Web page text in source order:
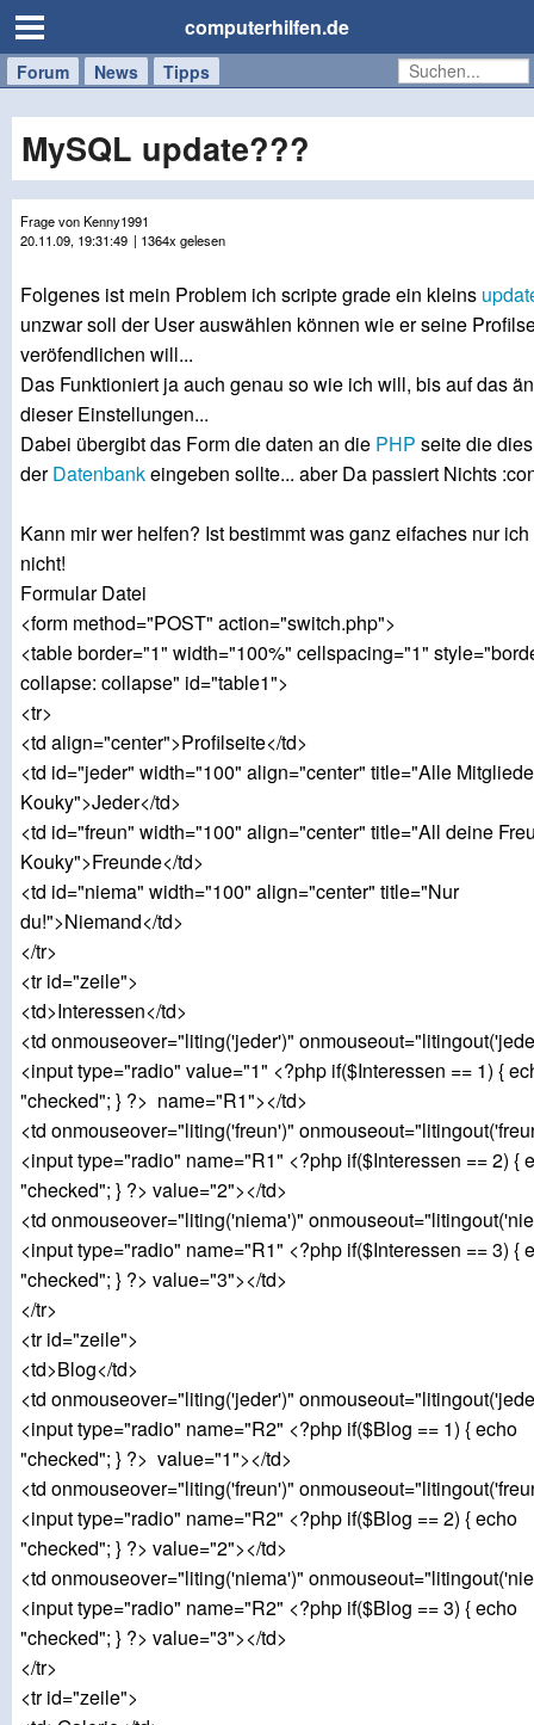
computerhilfen.de
Forum News Tipps
Handy
Tablet
Windows
Mac
MySQL update???
Frage von Kenny1991
20.11.09, 19:31:49 | 1364x gelesen
Folgenes ist mein Problem ich scripte grade ein kleins
unzwar soll der User auswählen können wie er seine
veröfendlichen will...
Das Funktioniert ja auch genau so wie ich will, bis auf das
dieser Einstellungen...
Dabei übergibt das Form die daten an die PHP seite die
derDatenbankeingeben sollte... aber Da passiert Nichts
Kann mir wer helfen? Ist bestimmt was ganz eifaches nur
nicht!
Formular Datei
<form method="POST" action="switch.php">
<table border="1" width="100%" cellspacing="1"
collapse: collapse" id="table1">
<tr>
<td align="center">Profilseite</td>
<td id="jeder" width="100" align="center" title="Alle
Kouky">Jeder</td>
<td id="freun" width="100" align="center" title="All deine
Kouky">Freunde</td>
<td id="niema" width="100" align="center" title="Nur
du!">Niemand</td>
</tr>
<tr id="zeile">
<td>Interessen</td>
<td onmouseover="liting('jeder')"
<input type="radio" value="1" <?php if($Interessen == 1) {
"checked"; } ?> name="R1"></td>
<td onmouseover="liting('freun')"
<input type="radio" name="R1" <?php if($Interessen == 2) {
"checked"; } ?> value="2"></td>
<td onmouseover="liting('niema')"
<input type="radio" name="R1" <?php if($Interessen == 3) {
"checked"; } ?> value="3"></td>
</tr>
<tr id="zeile">
<td>Blog</td>
<td onmouseover="liting('jeder')"
<input type="radio" name="R2" <?php if($Blog == 1) { echo
"checked"; } ?> value="1"></td>
<td onmouseover="liting('freun')"
<input type="radio" name="R2" <?php if($Blog == 2) { echo
"checked"; } ?> value="2"></td>
<td onmouseover="liting('niema')"
<input type="radio" name="R2" <?php if($Blog == 3) { echo
"checked"; } ?> value="3"></td>
</tr>
<tr id="zeile">